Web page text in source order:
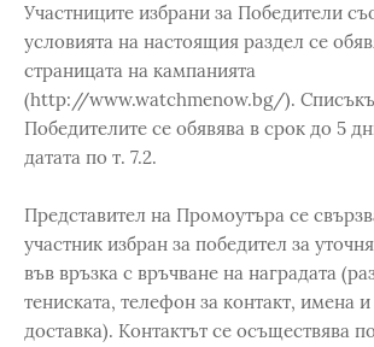
Участниците избрани за Победители
условията на настоящия раздел се
страницата на кампанията
(http://www.watchmenow.bg/).
Победителите се обявява в срок до 5
датата по т. 7.2.
Представител на Промоутъра се
участник избран за победител за
във връзка с връчване на наградата
тениската, телефон за контакт, имена
доставка). Контактът се осъществява